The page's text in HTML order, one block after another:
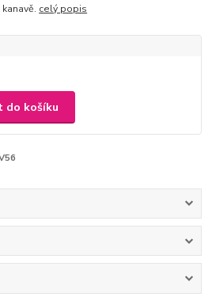
celý popis
do košíku